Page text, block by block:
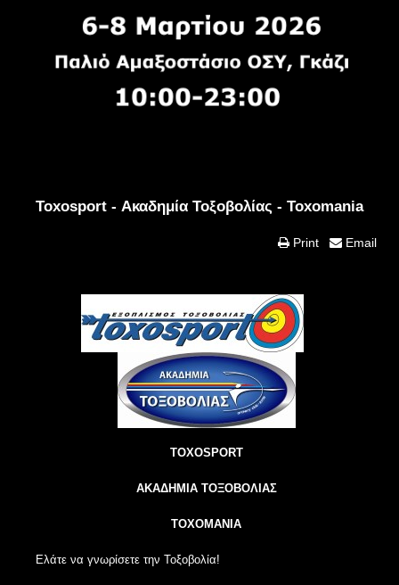
Toxosport - Ακαδημία Τοξοβολίας - Toxomania
Print Email
TOXOSPORT
ΑΚΑΔΗΜΙΑ ΤΟΞΟΒΟΛΙΑΣ
TOXOMANIA
Ελάτε να γνωρίσετε την Τοξοβολία!